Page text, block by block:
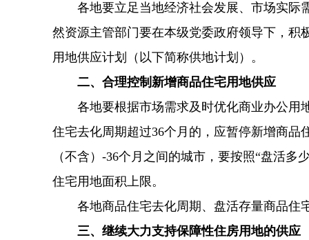
各地要立足当地经济社会发展、市场实际
然资源主管部门要在本级党委政府领导下，积
用地供应计划（以下简称供地计划）。
二、合理控制新增商品住宅用地供应
各地要根据市场需求及时优化商业办公用
住宅去化周期超过36个月的，应暂停新增商
（不含）-36个月之间的城市，要按照“盘活多
住宅用地面积上限。
各地商品住宅去化周期、盘活存量商品住
三、继续大力支持保障性住房用地的供应